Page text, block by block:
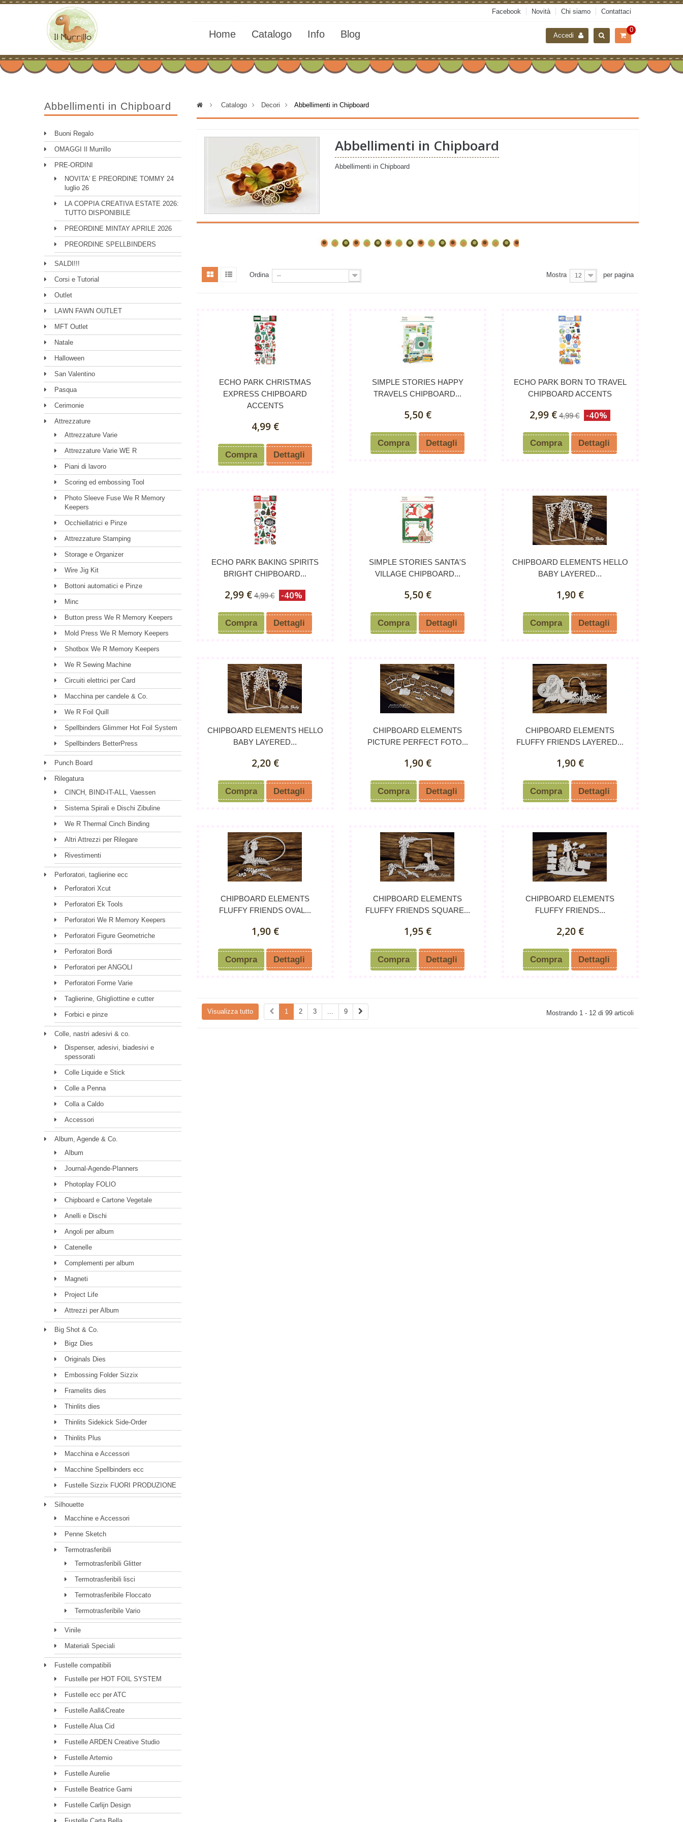
Facebook Novità Chi siamo Contattaci
0
Home Catalogo Info Blog Accedi
Abbellimenti in Chipboard
Buoni Regalo
OMAGGI Il Murrillo
PRE-ORDINI
NOVITA' E PREORDINE TOMMY 24
luglio 26
LA COPPIA CREATIVA ESTATE 2026:
TUTTO DISPONIBILE
PREORDINE MINTAY APRILE 2026
PREORDINE SPELLBINDERS
SALDI!!!
Corsi e Tutorial
Outlet
LAWN FAWN OUTLET
MFT Outlet
Natale
Halloween
San Valentino
Pasqua
Cerimonie
Attrezzature
Attrezzature Varie
Attrezzature Varie WE R
Piani di lavoro
Scoring ed embossing Tool
Photo Sleeve Fuse We R Memory
Keepers
Occhiellatrici e Pinze
Attrezzature Stamping
Storage e Organizer
Wire Jig Kit
Bottoni automatici e Pinze
Minc
Button press We R Memory Keepers
Mold Press We R Memory Keepers
Shotbox We R Memory Keepers
We R Sewing Machine
Circuiti elettrici per Card
Macchina per candele & Co.
We R Foil Quill
Spellbinders Glimmer Hot Foil System
Spellbinders BetterPress
Punch Board
Rilegatura
CINCH, BIND-IT-ALL, Vaessen
Sistema Spirali e Dischi Zibuline
We R Thermal Cinch Binding
Altri Attrezzi per Rilegare
Rivestimenti
Perforatori, taglierine ecc
Perforatori Xcut
Perforatori Ek Tools
Perforatori We R Memory Keepers
Perforatori Figure Geometriche
Perforatori Bordi
Perforatori per ANGOLI
Perforatori Forme Varie
Taglierine, Ghigliottine e cutter
Forbici e pinze
Colle, nastri adesivi & co.
Dispenser, adesivi, biadesivi e
spessorati
Colle Liquide e Stick
Colle a Penna
Colla a Caldo
Accessori
Album, Agende & Co.
Album
Journal-Agende-Planners
Photoplay FOLIO
Chipboard e Cartone Vegetale
Anelli e Dischi
Angoli per album
Catenelle
Complementi per album
Magneti
Project Life
Attrezzi per Album
Big Shot & Co.
Bigz Dies
Originals Dies
Embossing Folder Sizzix
Framelits dies
Thinlits dies
Thinlits Sidekick Side-Order
Thinlits Plus
Macchina e Accessori
Macchine Spellbinders ecc
Fustelle Sizzix FUORI PRODUZIONE
Silhouette
Macchine e Accessori
Penne Sketch
Termotrasferibili
Termotrasferibili Glitter
Termotrasferibili lisci
Termotrasferibile Floccato
Termotrasferibile Vario
Vinile
Materiali Speciali
Fustelle compatibili
Fustelle per HOT FOIL SYSTEM
Fustelle ecc per ATC
Fustelle Aall&Create
Fustelle Alua Cid
Fustelle ARDEN Creative Studio
Fustelle Artemio
Fustelle Aurelie
Fustelle Beatrice Garni
Fustelle Carlijn Design
> Catalogo > Decori > Abbellimenti in Chipboard
Abbellimenti in Chipboard
Abbellimenti in Chipboard
Ordina -- Mostra 12 per pagina
ECHO PARK CHRISTMAS
EXPRESS CHIPBOARD
ACCENTS
4,99 €
Compra Dettagli
SIMPLE STORIES HAPPY
TRAVELS CHIPBOARD...
5,50 €
Compra Dettagli
ECHO PARK BORN TO TRAVEL
CHIPBOARD ACCENTS
2,99 € 4,99 € -40%
Compra Dettagli
ECHO PARK BAKING SPIRITS
BRIGHT CHIPBOARD...
2,99 € 4,99 € -40%
Compra Dettagli
SIMPLE STORIES SANTA'S
VILLAGE CHIPBOARD...
5,50 €
Compra Dettagli
CHIPBOARD ELEMENTS HELLO
BABY LAYERED...
1,90 €
Compra Dettagli
CHIPBOARD ELEMENTS HELLO
BABY LAYERED...
2,20 €
Compra Dettagli
CHIPBOARD ELEMENTS
PICTURE PERFECT FOTO...
1,90 €
Compra Dettagli
CHIPBOARD ELEMENTS
FLUFFY FRIENDS LAYERED...
1,90 €
Compra Dettagli
CHIPBOARD ELEMENTS
FLUFFY FRIENDS OVAL...
1,90 €
Compra Dettagli
CHIPBOARD ELEMENTS
FLUFFY FRIENDS SQUARE...
1,95 €
Compra Dettagli
CHIPBOARD ELEMENTS
FLUFFY FRIENDS...
2,20 €
Compra Dettagli
Visualizza tutto 1 2 3 ... 9 Mostrando 1 - 12 di 99 articoli